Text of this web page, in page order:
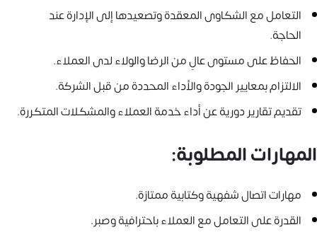
التعامل مع الشكاوى المعقدة وتصعيدها إلى الإدارة عند
الحاجة.
الحفاظ على مستوى عالٍ من الرضا والولاء لدى العملاء.
الالتزام بمعايير الجودة والأداء المحددة من قبل الشركة.
تقديم تقارير دورية عن أداء خدمة العملاء والمشكلات المتكررة.
المهارات المطلوبة:
مهارات اتصال شفهية وكتابية ممتازة.
القدرة على التعامل مع العملاء باحترافية وصبر.